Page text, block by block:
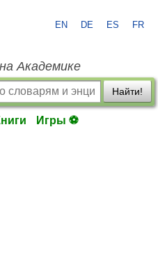
EN DE ES FR
Академике
Найти!
Игры ⚽